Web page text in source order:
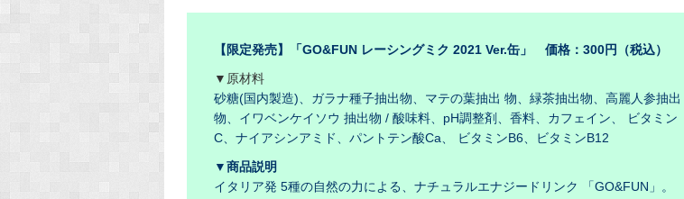
【限定発売】「GO&FUN レーシングミク 2021 Ver.缶」 価格：300円（税込）
▼原材料
砂糖(国内製造)、ガラナ種子抽出物、マテの葉抽出 物、緑茶抽出物、高麗人参抽出
物、イワベンケイソウ 抽出物 / 酸味料、pH調整剤、香料、カフェイン、 ビタミン
C、ナイアシンアミド、パントテン酸Ca、 ビタミンB6、ビタミンB12
▼商品説明
イタリア発 5種の自然の力による、ナチュラルエナジードリンク 「GO&FUN」。